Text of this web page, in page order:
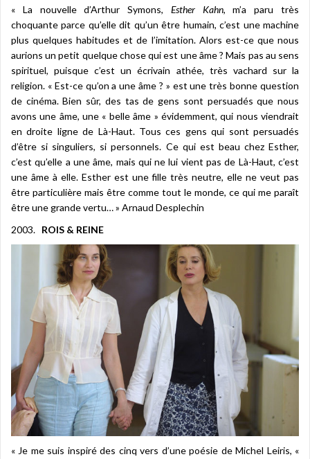
« La nouvelle d’Arthur Symons, Esther Kahn, m’a paru très
choquante parce qu’elle dit qu’un être humain, c’est une machine
plus quelques habitudes et de l’imitation. Alors est-ce que nous
aurions un petit quelque chose qui est une âme ? Mais pas au sens
spirituel, puisque c’est un écrivain athée, très vachard sur la
religion. « Est-ce qu’on a une âme ? » est une très bonne question
de cinéma. Bien sûr, des tas de gens sont persuadés que nous
avons une âme, une « belle âme » évidemment, qui nous viendrait
en droite ligne de Là-Haut. Tous ces gens qui sont persuadés
d’être si singuliers, si personnels. Ce qui est beau chez Esther,
c’est qu’elle a une âme, mais qui ne lui vient pas de Là-Haut, c’est
une âme à elle. Esther est une fille très neutre, elle ne veut pas
être particulière mais être comme tout le monde, ce qui me paraît
être une grande vertu… » Arnaud Desplechin
2003. ROIS & REINE
« Je me suis inspiré des cinq vers d’une poésie de Michel Leiris, «